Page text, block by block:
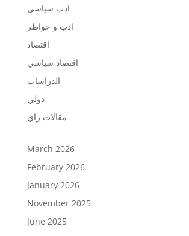
ادب سياسي
ادب و خواطر
اقتصاد
اقتصاد سياسي
الدراسات
دولي
مقالات راي
March 2026
February 2026
January 2026
November 2025
June 2025